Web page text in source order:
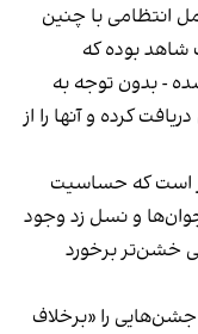
انتظامی با چنین
شاهد بوده که
- بدون توجه به
کرده و آنها را از
است که حساسیت
و نسل زد وجود
خشن‌تر برخورد
را «برخلاف